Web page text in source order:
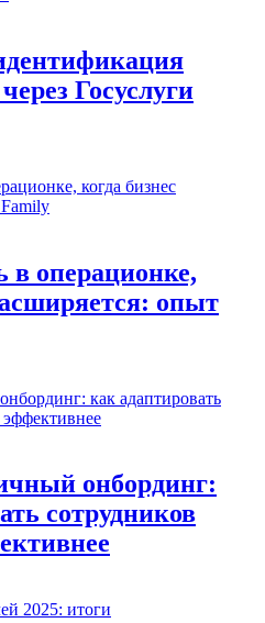
Госуслуги
в операционке,
опыт
онбординг:
сотрудников